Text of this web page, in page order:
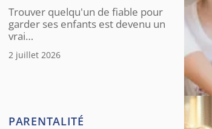
Trouver quelqu'un de fiable pour
garder ses enfants est devenu un
vrai…
2 juillet 2026
PARENTALITÉ